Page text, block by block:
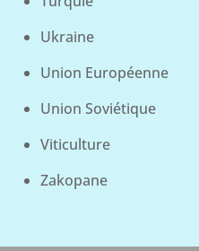
Ukraine
Union Européenne
Union Soviétique
Viticulture
Zakopane